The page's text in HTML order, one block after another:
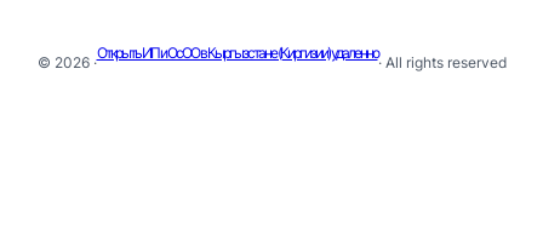
© 2026 ·
Открыть ИП и ОсОО в Кыргызстане (Киргизии) удаленно
· All rights reserved